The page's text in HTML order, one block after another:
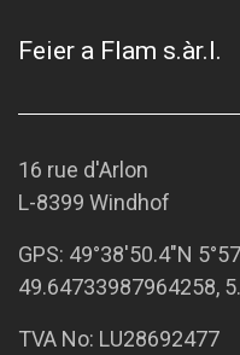
Feier a Flam s.àr.l.
16 rue d'Arlon
L-8399 Windhof
GPS: 49°38'50.4"N
49.64733987964258,
TVA No: LU28692477